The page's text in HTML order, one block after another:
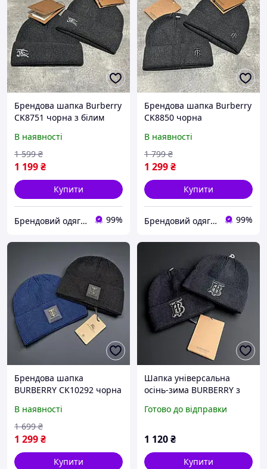
Брендова шапка Burberry
CK8751 чорна з білим
В наявності
1 199₴
1 599 ₴
Купити
Брендовий одяг від інтернет-магазина «Trendy Shop» 99%
Брендова шапка Burberry
CK8850 чорна
В наявності
1 299₴
1 799 ₴
Купити
Брендовий одяг від інтернет-магазина «Trendy Shop» 99%
Брендова шапка
BURBERRY CK10292 чорна
В наявності
1 299₴
1 699 ₴
Купити
Шапка універсальна
осінь-зима BURBERRY з
ShapBRB006 новий сезон
Готово до відправки
1 120₴
Купити